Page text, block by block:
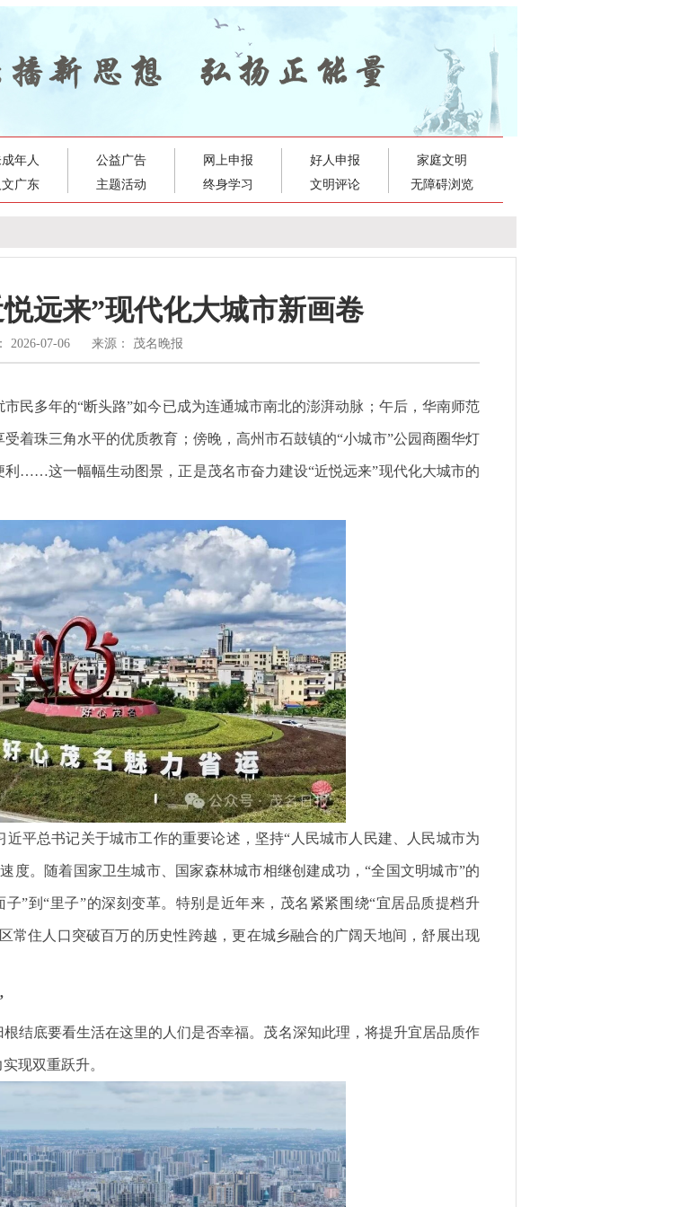
年人
文广东
公益广告
主题活动
网上申报
终身学习
好人申报
文明评论
家庭文明
无障碍浏览
远来”现代化大城市新画卷
2026-07-06 来源： 茂名晚报
民多年的“断头路”如今已成为连通城市南北的澎湃动脉；午后，华南师范
着珠三角水平的优质教育；傍晚，高州市石鼓镇的“小城市”公园商圈华灯
……这一幅幅生动图景，正是茂名市奋力建设“近悦远来”现代化大城市的
总书记关于城市工作的重要论述，坚持“人民城市人民建、人民城市为
度。随着国家卫生城市、国家森林城市相继创建成功，“全国文明城市”的
”到“里子”的深刻变革。特别是近年来，茂名紧紧围绕“宜居品质提档升
常住人口突破百万的历史性跨越，更在城乡融合的广阔天地间，舒展出现
底要看生活在这里的人们是否幸福。茂名深知此理，将提升宜居品质作
现双重跃升。